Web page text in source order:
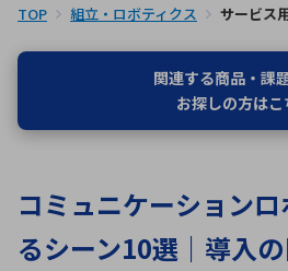
トレンド別
インダストリアルDX
5G・Local 5G
用途別
通信・ネットワーク
監視・セキュリティ
マーケット別
情報通信
商品別
計測・測定・表示機器
メーカ一覧
な行
は行
ら行
わ行
TOP 組立・ロボティクス サービス
関連する商品・課
お探しの方はこ
コミュニケーション
るシーン10選｜導入